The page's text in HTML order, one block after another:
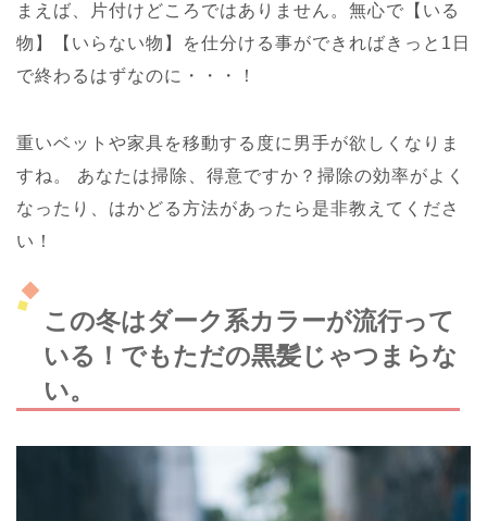
まえば、片付けどころではありません。無心で【いる
物】【いらない物】を仕分ける事ができればきっと1日
で終わるはずなのに・・・！
重いベットや家具を移動する度に男手が欲しくなりま
すね。
あなたは掃除、得意ですか？掃除の効率がよく
なったり、はかどる方法があったら是非教えてくださ
い！
この冬はダーク系カラーが流行って
いる！でもただの黒髪じゃつまらな
い。